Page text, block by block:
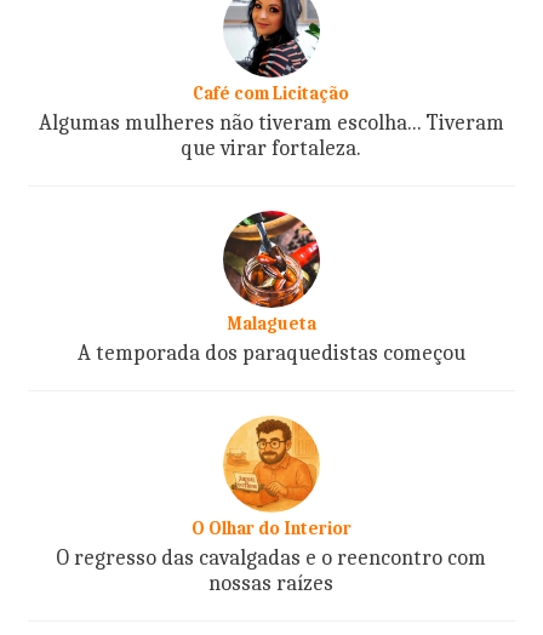
Café com Licitação
Algumas mulheres não tiveram escolha... Tiveram
que virar fortaleza.
Malagueta
A temporada dos paraquedistas começou
O Olhar do Interior
O regresso das cavalgadas e o reencontro com
nossas raízes